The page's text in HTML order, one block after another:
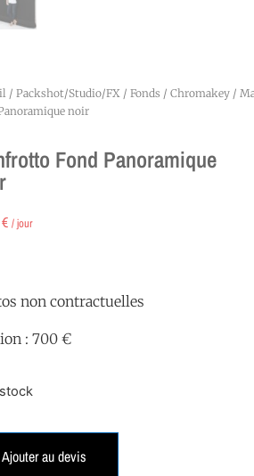
/ Packshot/Studio/FX / Fonds / Chromakey /
noir
Fond Panoramique
€ / jour
non contractuelles
: 700 €
Ajouter au devis